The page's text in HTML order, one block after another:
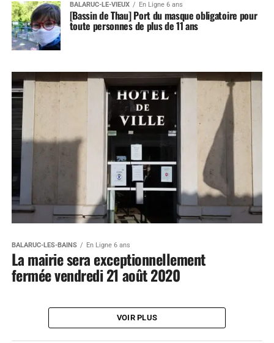
BALARUC-LE-VIEUX En Ligne 6 ans
[Bassin de Thau] Port du masque obligatoire pour
toute personnes de plus de 11 ans
BALARUC-LES-BAINS En Ligne 6 ans
La mairie sera exceptionnellement
fermée vendredi 21 août 2020
VOIR PLUS